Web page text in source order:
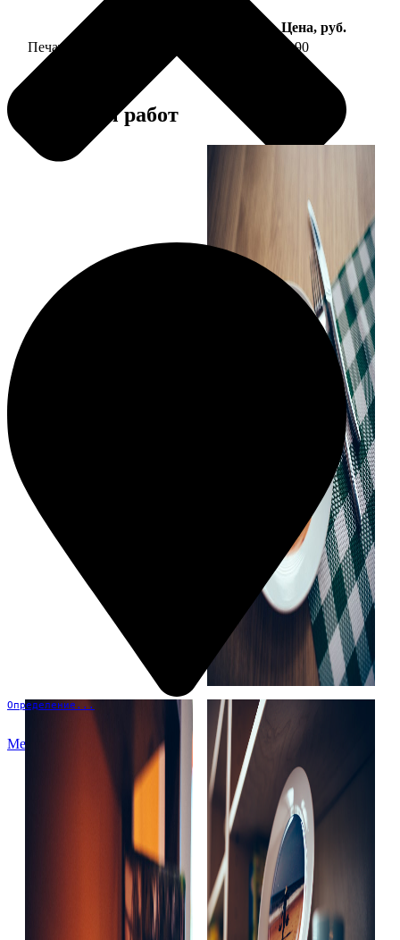
Определение...
Меню
Цена, руб.
Печать фото на тарелке диаметром 20 см
1190
Примеры работ